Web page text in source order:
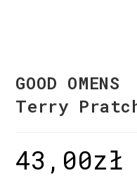
GOOD OMENS
Terry
43,00zł